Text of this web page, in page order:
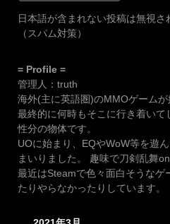
日本語が含まれない投稿は無視さ
（スパム対策）
= Profile =
管理人：truth
海外(主に英語圏)のMMOゲーム
最終的に何時もそこに行き着いて
性分の物体です。
UOに始まり、EQやWoW等を遊
まいりました。 趣味で刀剣乱舞
最近はSteamで色々面白そうなゲ
たりやらなかったりしています。